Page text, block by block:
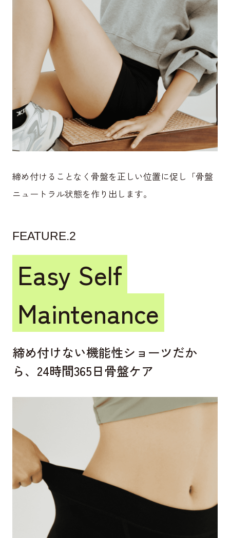
締め付けることなく骨盤を正しい位置に促し 「骨盤
ニュートラル状態を作り出します。
FEATURE.2
Easy Self
Maintenance
締め付けない機能性ショーツだか
ら、 24時間365日骨盤ケア